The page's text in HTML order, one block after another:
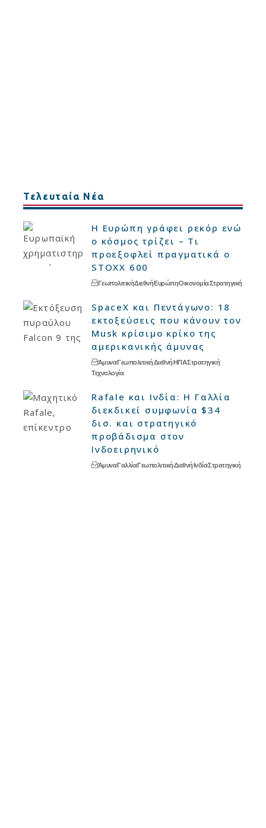
Τελευταία Νέα
Η Ευρώπη γράφει ρεκόρ ενώ
ο κόσμος τρίζει – Τι
προεξοφλεί πραγματικά ο
STOXX 600
ΓεωπολιτικήΔιεθνήΕυρώπηΟικονομίαΣτρατηγική
SpaceX και Πεντάγωνο: 18
εκτοξεύσεις που κάνουν τον
Musk κρίσιμο κρίκο της
αμερικανικής άμυνας
ΆμυναΓεωπολιτικήΔιεθνήΗΠΑΣτρατηγική
Τεχνολογία
Rafale και Ινδία: Η Γαλλία
διεκδικεί συμφωνία $34
δισ. και στρατηγικό
προβάδισμα στον
Ινδοειρηνικό
ΆμυναΓαλλίαΓεωπολιτικήΔιεθνήΙνδίαΣτρατηγική